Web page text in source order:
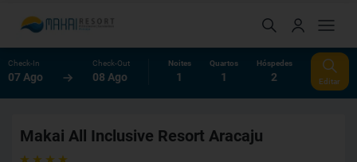
Check-In
07 Ago
Check-Out
08 Ago
Noites
1
Quartos
1
Hóspedes
2 Editar
Makai All Inclusive Resort Aracaju